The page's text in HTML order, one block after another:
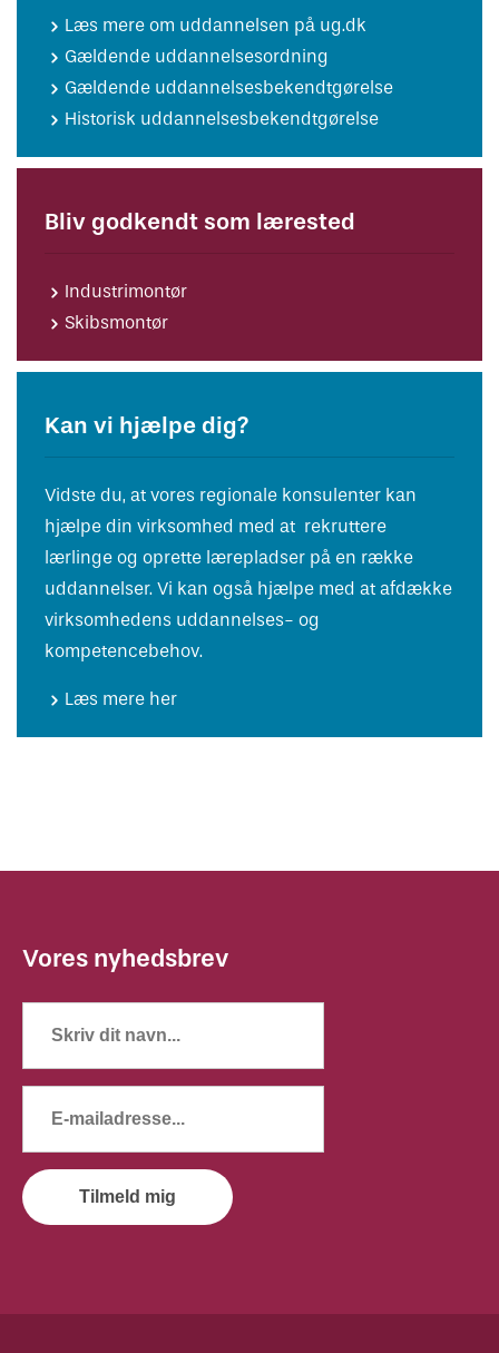
Læs mere om uddannelsen på ug.dk
Gældende uddannelsesordning
Gældende uddannelsesbekendtgørelse
Historisk uddannelsesbekendtgørelse
Bliv godkendt som lærested
Industrimontør
Skibsmontør
Kan vi hjælpe dig?
Vidste du, at vores regionale konsulenter kan
hjælpe din virksomhed med at rekruttere
lærlinge og oprette lærepladser på en række
uddannelser. Vi kan også hjælpe med at afdække
virksomhedens uddannelses- og
kompetencebehov.
Læs mere her
Vores nyhedsbrev
Tilmeld mig